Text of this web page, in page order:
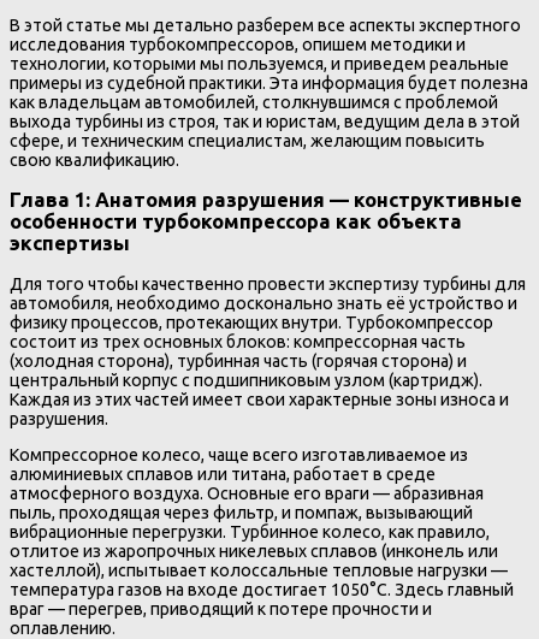
В этой статье мы детально разберем все аспекты экспертного
исследования турбокомпрессоров, опишем методики и
технологии, которыми мы пользуемся, и приведем реальные
примеры из судебной практики. Эта информация будет полезна
как владельцам автомобилей, столкнувшимся с проблемой
выхода турбины из строя, так и юристам, ведущим дела в этой
сфере, и техническим специалистам, желающим повысить
свою квалификацию.
Глава 1: Анатомия разрушения — конструктивные
особенности турбокомпрессора как объекта
экспертизы
Для того чтобы качественно провести экспертизу турбины для
автомобиля, необходимо досконально знать её устройство и
физику процессов, протекающих внутри. Турбокомпрессор
состоит из трех основных блоков: компрессорная часть
(холодная сторона), турбинная часть (горячая сторона) и
центральный корпус с подшипниковым узлом (картридж).
Каждая из этих частей имеет свои характерные зоны износа и
разрушения.
Компрессорное колесо, чаще всего изготавливаемое из
алюминиевых сплавов или титана, работает в среде
атмосферного воздуха. Основные его враги — абразивная
пыль, проходящая через фильтр, и помпаж, вызывающий
вибрационные перегрузки. Турбинное колесо, как правило,
отлитое из жаропрочных никелевых сплавов (инконель или
хастеллой), испытывает колоссальные тепловые нагрузки —
температура газов на входе достигает 1050°C. Здесь главный
враг — перегрев, приводящий к потере прочности и
оплавлению.